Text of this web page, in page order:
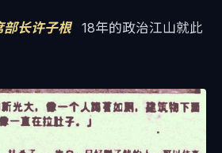
部长许子根
18年的政治江山就此